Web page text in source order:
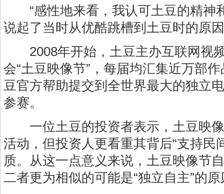
“感性地来看，我认可土豆的精神
说起了当时从优酷跳槽到土豆时的原
2008年开始，土豆主办互联网视
会“土豆映像节”，每届均汇集近万部
豆官方帮助提交到全世界最大的独立
参赛。
一位土豆的投资者表示，土豆映像
活动，但投资人更看重其背后“支持民
质。从这一点意义来说，土豆映像节
二者更为相似的可能是“独立自主”的